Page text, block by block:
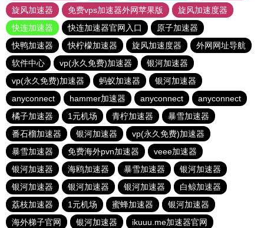
旋风加速器
免费vps加速器外网苹果版
旋风加速度器
快连加速器
快连加速器官网入口
原子加速器
快鸭加速器
快柠檬加速器 旋风加速度器
外网网址导航
软件中心
vp(永久免费)加速器
银河加速器
vp(永久免费)加速器
蚂蚁加速器
银河加速器
anyconnect
hammer加速器 anyconnect
anyconnect
橘子加速器
1元机场 青柠加速器
暴雪加速器
番石榴加速器
银河加速器
vp(永久免费)加速器
暴雪加速器
免费海外pvn加速器
veee加速器
银河加速器
海鸥加速器 暴雪加速器
银河加速器
银河加速器
银河加速器 银河加速器
白鲸加速器
荔枝加速器
1元机场 蜜蜂加速器
银河加速器
海外梯子官网
银河加速器 ikuuu.me加速器官网